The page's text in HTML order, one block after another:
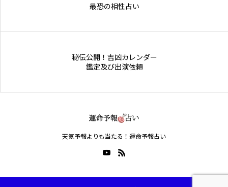
最恐の相性占い
秘伝公開！吉凶カレンダー
鑑定及び出演依頼
天気予報よりも当たる！運命予報占い